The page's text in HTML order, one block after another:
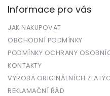
Informace pro vás
JAK NAKUPOVAT
OBCHODNÍ PODMÍNKY
PODMÍNKY OCHRANY
KONTAKTY
VÝROBA ORIGINÁLNÍCH
REKLAMAČNÍ ŘÁD